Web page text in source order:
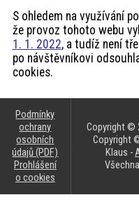
S ohledem na využívání
že provoz tohoto webu
1. 1. 2022, a tudíž není
po návštěvníkovi
cookies.
Podmínky
ochrany
osobních
údajů (PDF)
Prohlášení
o cookies
Copyright ©
Copyright
Klaus -